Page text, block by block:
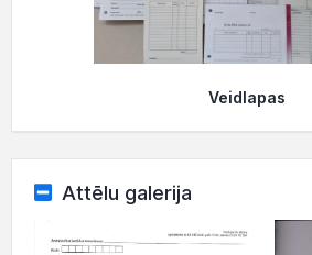
Veidlapas
Attēlu galerija